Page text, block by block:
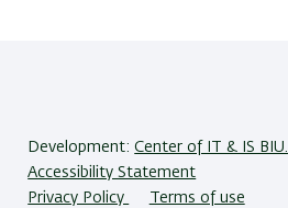
Development:Center of IT & IS BIU.
Accessibility Statement
Privacy Policy
Terms of use